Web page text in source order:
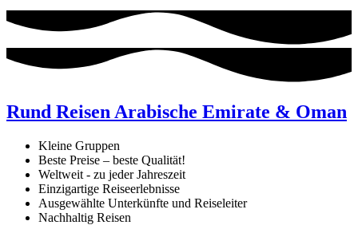
Rund Reisen Arabische Emirate & Oman
Kleine Gruppen
Beste Preise – beste Qualität!
Weltweit - zu jeder Jahreszeit
Einzigartige Reiseerlebnisse
Ausgewählte Unterkünfte und Reiseleiter
Nachhaltig Reisen